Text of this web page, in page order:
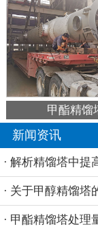
甲酯精馏
新闻资讯
· 解析精馏塔中提
· 关于甲醇精馏塔
· 甲酯精馏塔处理